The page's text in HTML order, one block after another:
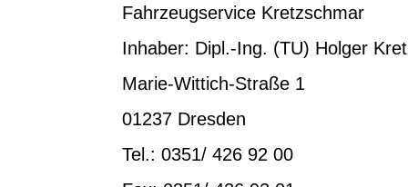
Fahrzeugservice Kretzschmar
Inhaber: Dipl.-Ing. (TU) Holger
Marie-Wittich-Straße 1
01237 Dresden
Tel.: 0351/ 426 92 00